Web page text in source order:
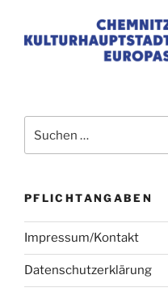
nach:
PFLICHTANGABEN
Impressum/Kontakt
Datenschutzerklärung